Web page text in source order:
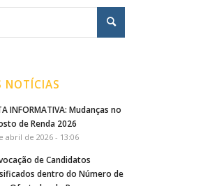
NOTÍCIAS
INFORMATIVA: Mudanças no
de Renda 2026
abril de 2026 - 13:06
de Candidatos
dentro do Número de